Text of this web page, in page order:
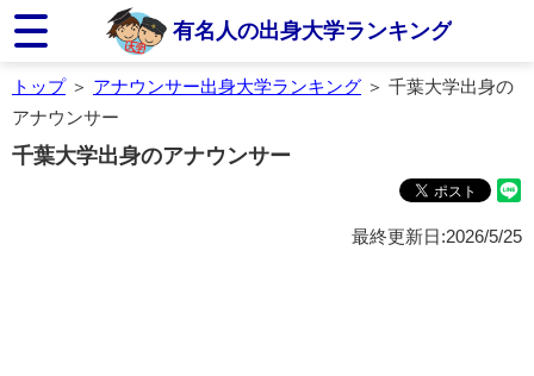
有名人の出身大学ランキング
トップ＞ アナウンサー出身大学ランキング ＞ 千葉大学出身の
アナウンサー
千葉大学出身のアナウンサー
最終更新日:2026/5/25